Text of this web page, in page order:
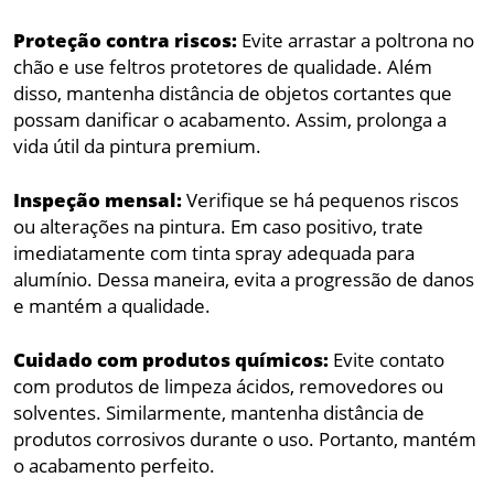
Proteção contra riscos: Evite arrastar a poltrona no
chão e use feltros protetores de qualidade. Além
disso, mantenha distância de objetos cortantes que
possam danificar o acabamento. Assim, prolonga a
vida útil da pintura premium.
Inspeção mensal:Verifique se há pequenos riscos
ou alterações na pintura. Em caso positivo, trate
imediatamente com tinta spray adequada para
alumínio. Dessa maneira, evita a progressão de danos
e mantém a qualidade.
Cuidado com produtos químicos: Evite contato
com produtos de limpeza ácidos, removedores ou
solventes. Similarmente, mantenha distância de
produtos corrosivos durante o uso. Portanto, mantém
o acabamento perfeito.